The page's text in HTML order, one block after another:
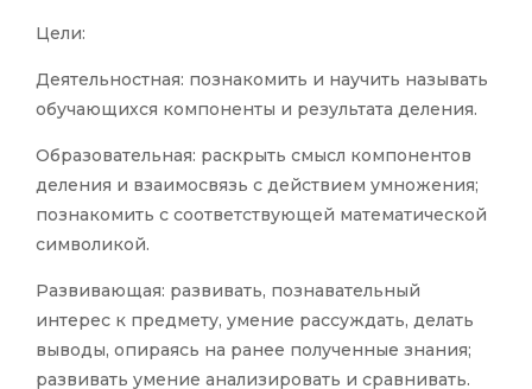
Цели:
Деятельностная: познакомить и научить называть
обучающихся компоненты и результата деления.
Образовательная: раскрыть смысл компонентов
деления и взаимосвязь с действием умножения;
познакомить с соответствующей математической
символикой.
Развивающая: развивать, познавательный
интерес к предмету, умение рассуждать, делать
выводы, опираясь на ранее полученные знания;
развивать умение анализировать и сравнивать.